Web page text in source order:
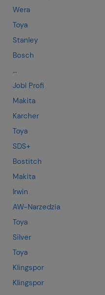
Wera
Toya
Stanley
Bosch
...
Jobi Profi
Makita
Karcher
Toya
SDS+
Bostitch
Makita
Irwin
AW-Narzedzia
Toya
Silver
Toya
Klingspor
Klingspor